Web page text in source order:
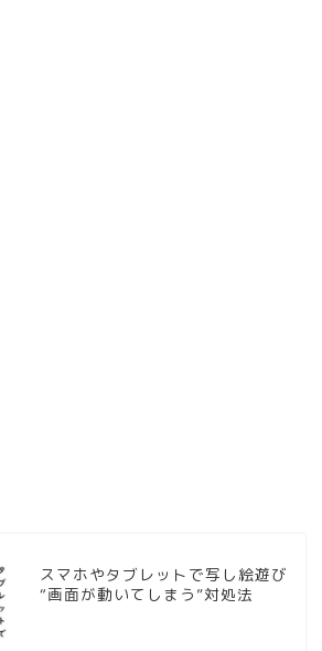
スマホやタブレットで写し絵遊び
“画面が動いてしまう”対処法